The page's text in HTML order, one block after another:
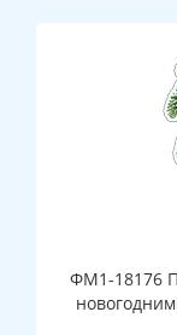
ФМ1-18176